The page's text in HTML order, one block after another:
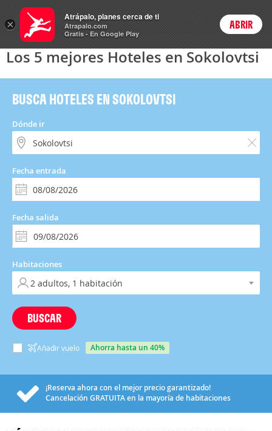
Hoteles Login
Los 5 mejores Hoteles en Sokolovtsi
BUSCA HOTELES EN SOKOLOVTSI
Dónde ir
Fecha entrada
Fecha salida
Habitaciones
BUSCAR
Añadir vuelo ahorra hasta un 40%
¡Reserva ahora con el mejor precio garantizado!
Cancelación GRATUITAen la mayoría de habitaciones
×
Atrápalo, planes cerca de ti
Atrapalo.com
Gratis - En Google Play
ABRIR